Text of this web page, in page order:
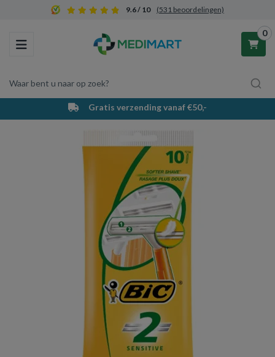
9.6 / 10 (531 beoordelingen)
Toggle navigation
Waar bent u naar op zoek?
0
Winkelwagen
Uw winkelwagen is leeg.
Vul hem met producten.
Gratis verzending vanaf €50,-